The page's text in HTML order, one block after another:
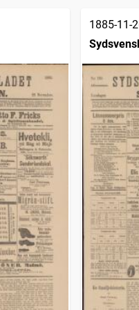
)
1
1
1
1
Gefleposten veckoupplagan, tidning för Gefleborgs län
1
1
1
Helsinglands weckoblad, Hudiksvallspostens veckoupplaga
1
1
1
1
Lunds weckoblad (1813), nytt och gammalt
1885-11-